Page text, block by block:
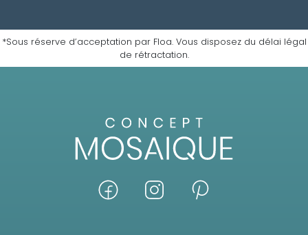
*Sous réserve d’acceptation par Floa. Vous disposez du délai légal
de rétractation.